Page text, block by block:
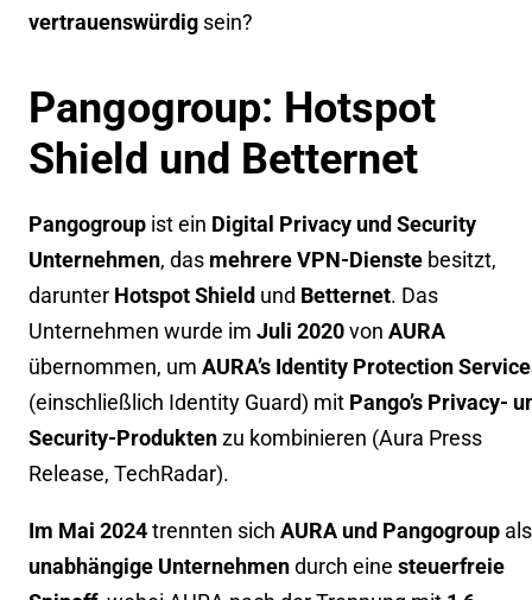
vertrauenswürdig sein?
Pangogroup: Hotspot
Shield und Betternet
Pangogroup ist ein Digital Privacy und Security
Unternehmen, das mehrere VPN-Dienste besitzt,
darunter Hotspot Shield und Betternet. Das
Unternehmen wurde im Juli 2020von AURA
übernommen, um AURA’s Identity Protection
(einschließlich Identity Guard) mit Pango’s Privacy-
Security-Produktenzu kombinieren (Aura Press
Release, TechRadar).
Im Mai 2024trennten sich AURA und Pangogroup als
unabhängige Unternehmendurch eine steuerfreie